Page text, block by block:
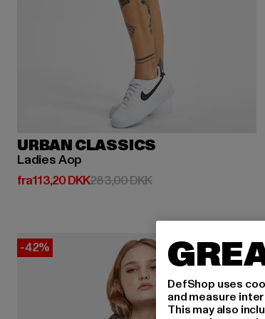
URBAN CLASSICS
Ladies Aop
fra113,20 DKK
Nuværende pris: Fra 113,20 DKK
283,00 DKKKampagnepris:
-42%
DefShop uses
and measure
This may also